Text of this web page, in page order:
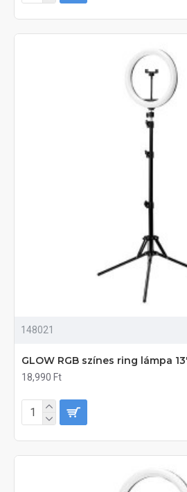
148021
GLOW RGB színes ring lámpa
18,990 Ft